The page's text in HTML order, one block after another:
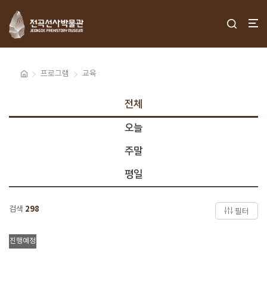
프로그램 교육
전체
오늘
주말
평일
검색 298 필터
진행예정